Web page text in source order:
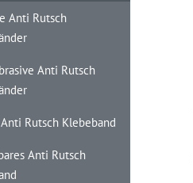
Anti Rutsch
Anti Rutsch
Rutsch Klebeband
Anti Rutsch